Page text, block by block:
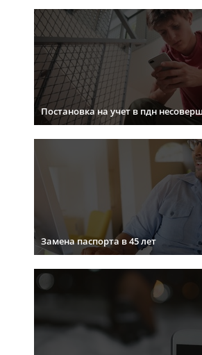
Постановка на учет в пдн
Замена паспорта в 45 лет